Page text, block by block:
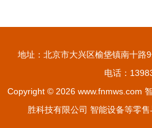
地址：北京市大兴区榆垡镇南十路
电话：
Copyright © 2026 www.fnmws.com
胜科技有限公司 智能设备等零